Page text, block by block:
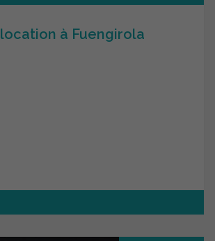
à Fuengirola